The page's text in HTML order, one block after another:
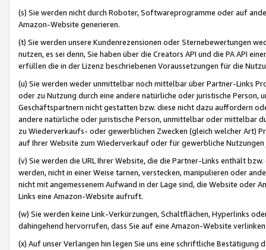
(s) Sie werden nicht durch Roboter, Softwareprogramme oder auf
Amazon-Website generieren.
(t) Sie werden unsere Kundenrezensionen oder Sternebewertungen
nutzen, es sei denn, Sie haben über die Creators API und die PA API
erfüllen die in der Lizenz beschriebenen Voraussetzungen für die
(u) Sie werden weder unmittelbar noch mittelbar über Partner-Links
oder zu Nutzung durch eine andere natürliche oder juristische
Geschäftspartnern nicht gestatten bzw. diese nicht dazu auffordern
andere natürliche oder juristische Person, unmittelbar oder mittelbar
zu Wiederverkaufs- oder gewerblichen Zwecken (gleich welcher Art)
auf Ihrer Website zum Wiederverkauf oder für gewerbliche
(v) Sie werden die URL Ihrer Website, die die Partner-Links enthält
werden, nicht in einer Weise tarnen, verstecken, manipulieren oder
nicht mit angemessenem Aufwand in der Lage sind, die Website oder
Links eine Amazon-Website aufruft.
(w) Sie werden keine Link-Verkürzungen, Schaltflächen, Hyperlinks
dahingehend hervorrufen, dass Sie auf eine Amazon-Website
(x) Auf unser Verlangen hin legen Sie uns eine schriftliche